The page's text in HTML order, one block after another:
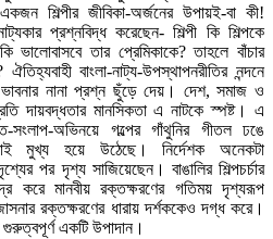
শিল্পীর জীবিকা-অর্জনের উপায়ই-বা কী!
প্রশ্নবিদ্ধ করেছেন- শিল্পী কি শিল্পকে
ভালোবাসবে তার প্রেমিকাকে? তাহলে বাঁচার
বাংলা-নাট্য-উপস্থাপনরীতির নন্দনে
ভাবনার নানা প্রশ্ন ছুঁড়ে দেয়। দেশ, সমাজ ও
দায়বদ্ধতার মানসিকতা এ নাটকে স্পষ্ট। এ
সংলাপ-অভিনয়ে গল্পের গাঁথুনির গীতল ঢঙে
মুখ্য হয়ে উঠেছে। নির্দেশক অনেকটা
পর দৃশ্য সাজিয়েছেন। বাঙালির শিল্পচর্চার
করে মানবীয় রক্তক্ষরণের গতিময় দৃশ্যরূপ
রক্তক্ষরণের ধারায় দর্শককেও দগ্ধ করে।
একটি উপাদান।